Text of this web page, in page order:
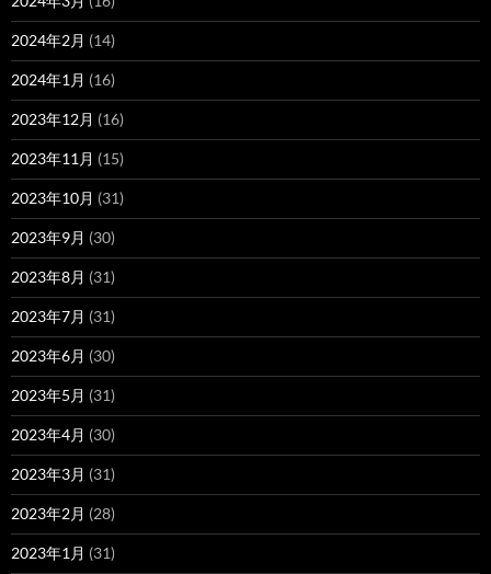
2024年2月 (14)
2024年1月 (16)
2023年12月 (16)
2023年11月 (15)
2023年10月 (31)
2023年9月 (30)
2023年8月 (31)
2023年7月 (31)
2023年6月 (30)
2023年5月 (31)
2023年4月 (30)
2023年3月 (31)
2023年2月 (28)
2023年1月 (31)